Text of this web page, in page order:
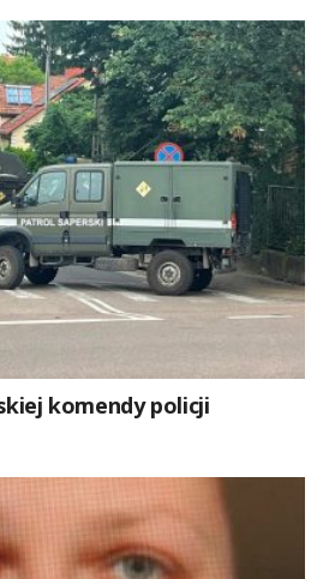
komendy policji